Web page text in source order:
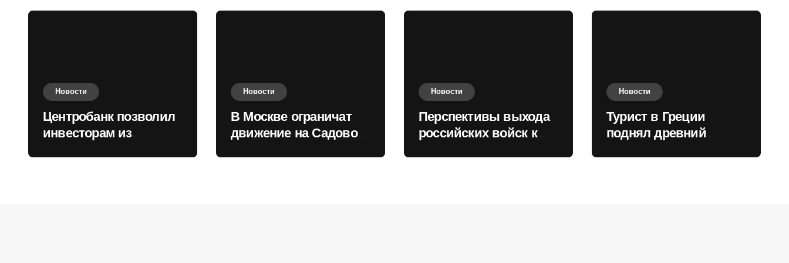
Новости
Центробанк позволил
инвесторам из
Новости
В Москве ограничат
движение на Садовом
Новости
Перспективы выхода
российских войск к
Новости
Турист в Греции
поднял древний